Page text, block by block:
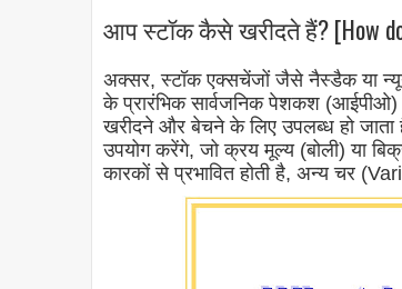
आप स्टॉक कैसे खरीदते हैं? [How do
अक्सर, स्टॉक एक्सचेंजों जैसे नैस्डैक या
के प्रारंभिक सार्वजनिक पेशकश (आईपीओ)
खरीदने और बेचने के लिए उपलब्ध हो
उपयोग करेंगे, जो क्रय मूल्य (बोली) या
कारकों से प्रभावित होती है, अन्य चर